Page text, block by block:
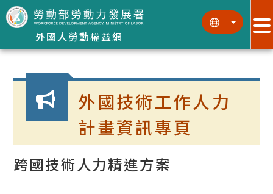
跳到主要內容區塊
外國人勞動權益網
::: :::
:::
外國技術工作人力
計畫資訊專頁
跨國技術人力精進方案